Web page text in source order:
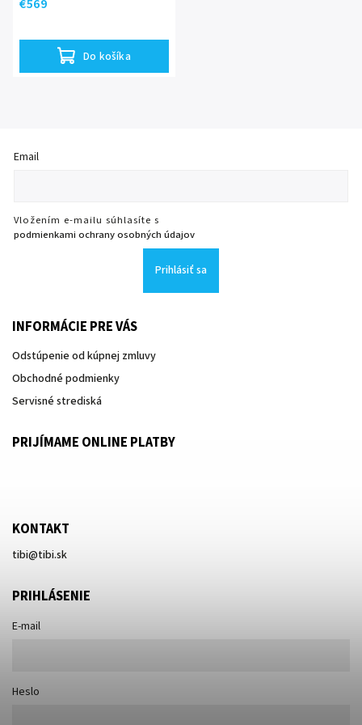
€569
Do košíka
Email
Vložením e-mailu súhlasíte s
podmienkami ochrany osobných údajov
Prihlásiť sa
INFORMÁCIE PRE VÁS
Odstúpenie od kúpnej zmluvy
Obchodné podmienky
Servisné strediská
PRIJÍMAME ONLINE PLATBY
KONTAKT
tibi@tibi.sk
PRIHLÁSENIE
E-mail
Heslo